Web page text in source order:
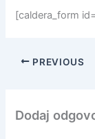
[caldera_form
PREVIOUS
Dodaj